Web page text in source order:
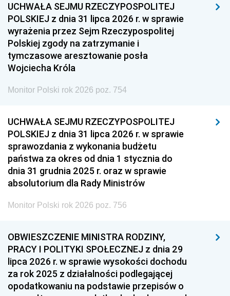
UCHWAŁA SEJMU RZECZYPOSPOLITEJ
POLSKIEJ z dnia 31 lipca 2026 r. w sprawie
wyrażenia przez Sejm Rzeczypospolitej
Polskiej zgody na zatrzymanie i
tymczasowe aresztowanie posła
Wojciecha Króla
Monitor Polski rok 2026 poz. 754
UCHWAŁA SEJMU RZECZYPOSPOLITEJ
POLSKIEJ z dnia 31 lipca 2026 r. w sprawie
sprawozdania z wykonania budżetu
państwa za okres od dnia 1 stycznia do
dnia 31 grudnia 2025 r. oraz w sprawie
absolutorium dla Rady Ministrów
Monitor Polski rok 2026 poz. 756
OBWIESZCZENIE MINISTRA RODZINY,
PRACY I POLITYKI SPOŁECZNEJ z dnia 29
lipca 2026 r. w sprawie wysokości dochodu
za rok 2025 z działalności podlegającej
opodatkowaniu na podstawie przepisów o